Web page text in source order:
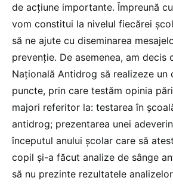
de acţiune importante. Împreună
vom constitui la nivelul fiecărei
să ne ajute cu diseminarea
prevenţie. De asemenea, am decis
Naţională Antidrog să realizeze un
puncte, prin care testăm opinia
majori referitor la: testarea în
antidrog; prezentarea unei
începutul anului şcolar care să
copil şi-a făcut analize de sânge
să nu prezinte rezultatele